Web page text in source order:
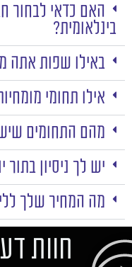
האם כדאי לבחור
בינלאומית?
באילו שפות אתה
אילו תחומי
מהם התחומים שיש
יש לך ניסיון בתור
מה המחיר שלך
חוות